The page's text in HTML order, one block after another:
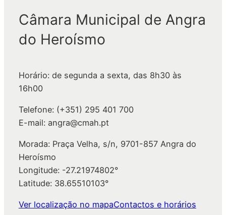
Câmara Municipal de Angra
do Heroísmo
Horário: de segunda a sexta, das 8h30 às
16h00
Telefone: (+351) 295 401 700
E-mail: angra@cmah.pt
Morada: Praça Velha, s/n, 9701-857 Angra do
Heroísmo
Longitude: -27.21974802°
Latitude: 38.65510103°
Ver localização no mapaContactos e horários